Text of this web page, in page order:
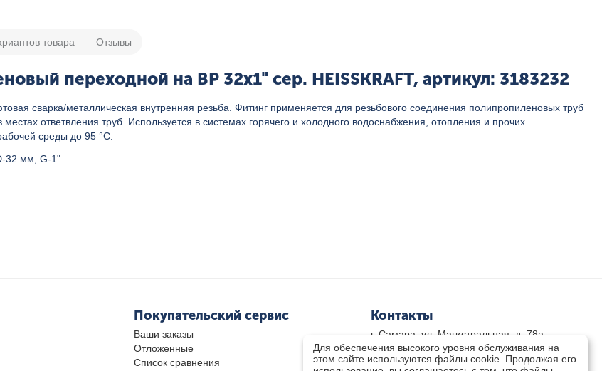
товара Отзывы
переходной на ВР 32x1" сер. HEISSKRAFT, артикул: 3183232
сварка/металлическая внутренняя резьба. Фитинг применяется для резьбового соединения полипропиленовых труб
ответвления труб. Используется в системах горячего и холодного водоснабжения, отопления и прочих
среды до 95 °C.
32 мм, G-1".
Покупательский сервис
Ваши заказы
Отложенные
Список сравнения
Контакты
г. Самара, ул. Магистральная, д. 78а
8 800-333-33-79(звонок бесплатный)
8(846)-211-03-15
Для обеспечения высокого уровня обслуживания на
этом сайте используются файлы cookie. Продолжая его